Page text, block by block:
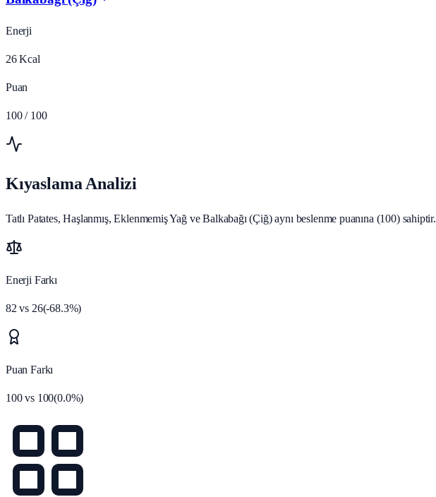
Enerji
26 Kcal
Puan
100 / 100
Kıyaslama Analizi
Tatlı Patates, Haşlanmış, Eklenmemiş Yağ ve Balkabağı (Çiğ) aynı beslenme puanına (100) sahiptir.
Enerji Farkı
82 vs 26(-68.3%)
Puan Farkı
100vs 100(0.0%)